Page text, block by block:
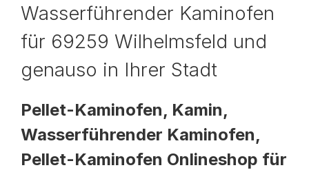
Wasserführender Kaminofen
für 69259 Wilhelmsfeld und
genauso in Ihrer Stadt
Pellet-Kaminofen, Kamin,
Wasserführender Kaminofen,
Pellet-Kaminofen Onlineshop für